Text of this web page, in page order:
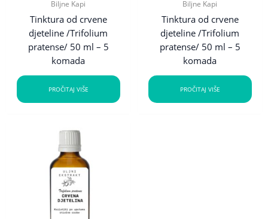
Biljne Kapi
Tinktura od crvene
djeteline /Trifolium
pratense/ 50 ml – 5
komada
PROČITAJ VIŠE
Biljne Kapi
Tinktura od crvene
djeteline /Trifolium
pratense/ 50 ml – 5
komada
PROČITAJ VIŠE